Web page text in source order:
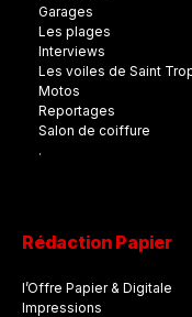
Garages
Les plages
Interviews
Les voiles de Saint
Motos
Reportages
Salon de coiffure
.
Rédaction Papier
l’Offre Papier & Digitale
Impressions